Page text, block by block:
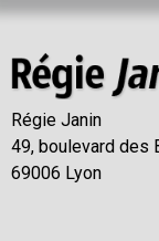
Régie Janin
49, boulevard des
69006 Lyon